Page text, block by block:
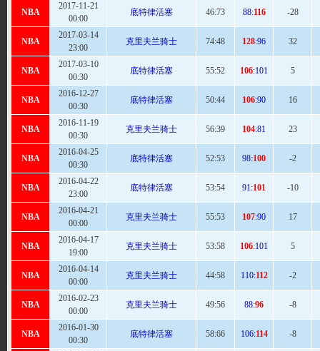
NBA
2017-11-21
00:00
底特律活塞 46:73 88:116 -28
NBA
2017-03-14
23:00
克里夫兰骑士 74:48 128:96 32
NBA
2017-03-10
00:30
底特律活塞 55:52 106:101 5
NBA
2016-12-27
00:30
底特律活塞 50:44 106:90 16
NBA
2016-11-19
00:30
克里夫兰骑士 56:39 104:81 23
NBA
2016-04-25
00:30
底特律活塞 52:53 98:100 -2
NBA
2016-04-22
23:00
底特律活塞 53:54 91:101 -10
NBA
2016-04-21
00:00
克里夫兰骑士 55:53 107:90 17
NBA
2016-04-17
19:00
克里夫兰骑士 53:58 106:101 5
NBA
2016-04-14
00:00
克里夫兰骑士 44:58 110:112 -2
NBA
2016-02-23
00:00
克里夫兰骑士 49:56 88:96 -8
NBA
2016-01-30
00:30
底特律活塞 58:66 106:114 -8